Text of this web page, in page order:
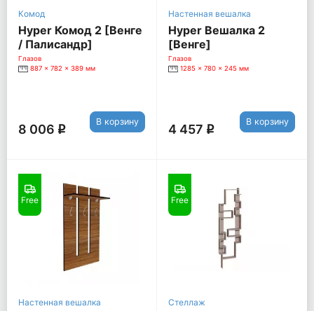
Комод
Hyper Комод 2 [Венге
/ Палисандр]
Глазов
887 x 782 x 389 мм
8 006 q
В корзину
Настенная вешалка
Hyper Вешалка 2
[Венге]
Глазов
1285 x 780 x 245 мм
4 457 q
В корзину
Free
Настенная вешалка
Free
Стеллаж